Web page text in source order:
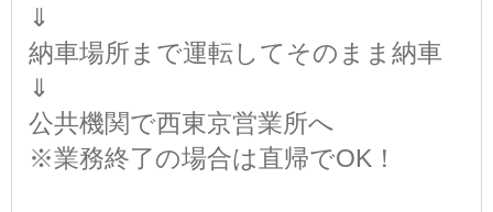
⇓
納車場所まで運転してそのまま納車
⇓
公共機関で西東京営業所へ
※業務終了の場合は直帰でOK！